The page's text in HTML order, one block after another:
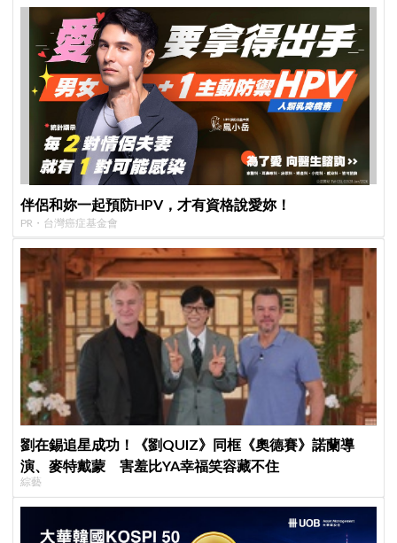
伴侶和妳一起預防HPV，才有資格說愛妳！
PR・台灣癌症基金會
劉在錫追星成功！《劉QUIZ》同框《奧德賽》諾蘭導
演、麥特戴蒙 害羞比YA幸福笑容藏不住
綜藝